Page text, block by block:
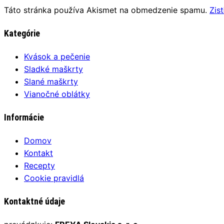
Táto stránka používa Akismet na obmedzenie spamu.
Kategórie
Kvások a pečenie
Sladké maškrty
Slané maškrty
Vianočné oblátky
Informácie
Domov
Kontakt
Recepty
Cookie pravidlá
Kontaktné údaje